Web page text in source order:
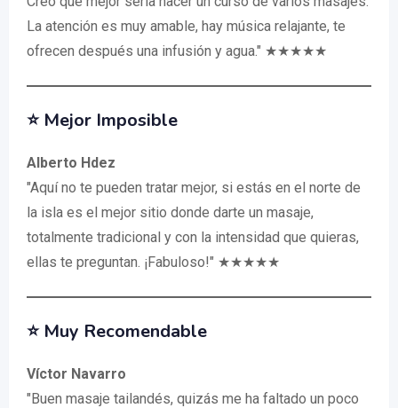
La atención es muy amable, hay música relajante, te
ofrecen después una infusión y agua." ★★★★★
⭐️ Mejor Imposible
Alberto Hdez
"Aquí no te pueden tratar mejor, si estás en el norte de
la isla es el mejor sitio donde darte un masaje,
totalmente tradicional y con la intensidad que quieras,
ellas te preguntan. ¡Fabuloso!" ★★★★★
⭐️ Muy Recomendable
Víctor Navarro
"Buen masaje tailandés, quizás me ha faltado un poco